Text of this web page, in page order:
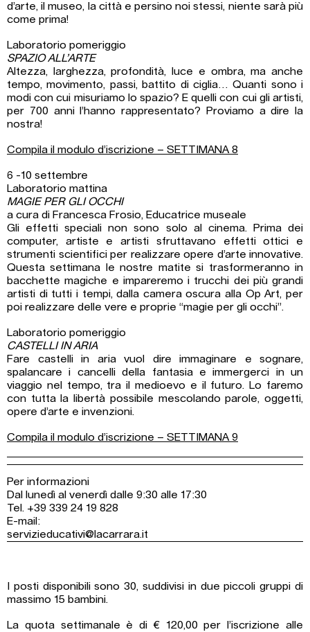
d’arte, il museo, la città e persino noi stessi, niente sarà più
come prima!
Laboratorio pomeriggio
SPAZIO ALL’ARTE
Altezza, larghezza, profondità, luce e ombra, ma anche
tempo, movimento, passi, battito di ciglia… Quanti sono i
modi con cui misuriamo lo spazio? E quelli con cui gli artisti,
per 700 anni l’hanno rappresentato? Proviamo a dire la
nostra!
Compila il modulo d’iscrizione – SETTIMANA 8
6 -10 settembre
Laboratorio mattina
MAGIE PER GLI OCCHI
a cura di Francesca Frosio, Educatrice museale
Gli effetti speciali non sono solo al cinema. Prima dei
computer, artiste e artisti sfruttavano effetti ottici e
strumenti scientifici per realizzare opere d’arte innovative.
Questa settimana le nostre matite si trasformeranno in
bacchette magiche e impareremo i trucchi dei più grandi
artisti di tutti i tempi, dalla camera oscura alla Op Art, per
poi realizzare delle vere e proprie “magie per gli occhi”.
Laboratorio pomeriggio
CASTELLI IN ARIA
Fare castelli in aria vuol dire immaginare e sognare,
spalancare i cancelli della fantasia e immergerci in un
viaggio nel tempo, tra il medioevo e il futuro. Lo faremo
con tutta la libertà possibile mescolando parole, oggetti,
opere d’arte e invenzioni.
Compila il modulo d’iscrizione – SETTIMANA 9
Per informazioni
Dal lunedì al venerdì dalle 9:30 alle 17:30
Tel. +39 339 24 19 828
E-mail:
servizieducativi@lacarrara.it
I posti disponibili sono 30, suddivisi in due piccoli gruppi di
massimo 15 bambini.
La quota settimanale è di € 120,00 per l’iscrizione alle